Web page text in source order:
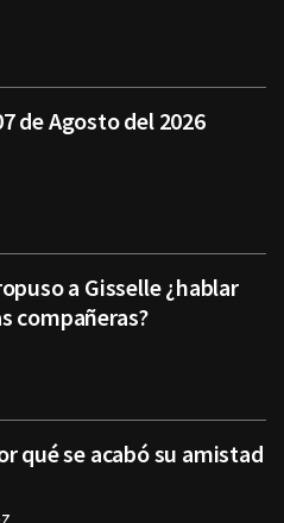
de Agosto del 2026
a Gisselle ¿hablar
compañeras?
qué se acabó su amistad